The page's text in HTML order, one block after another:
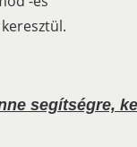
segítségre,